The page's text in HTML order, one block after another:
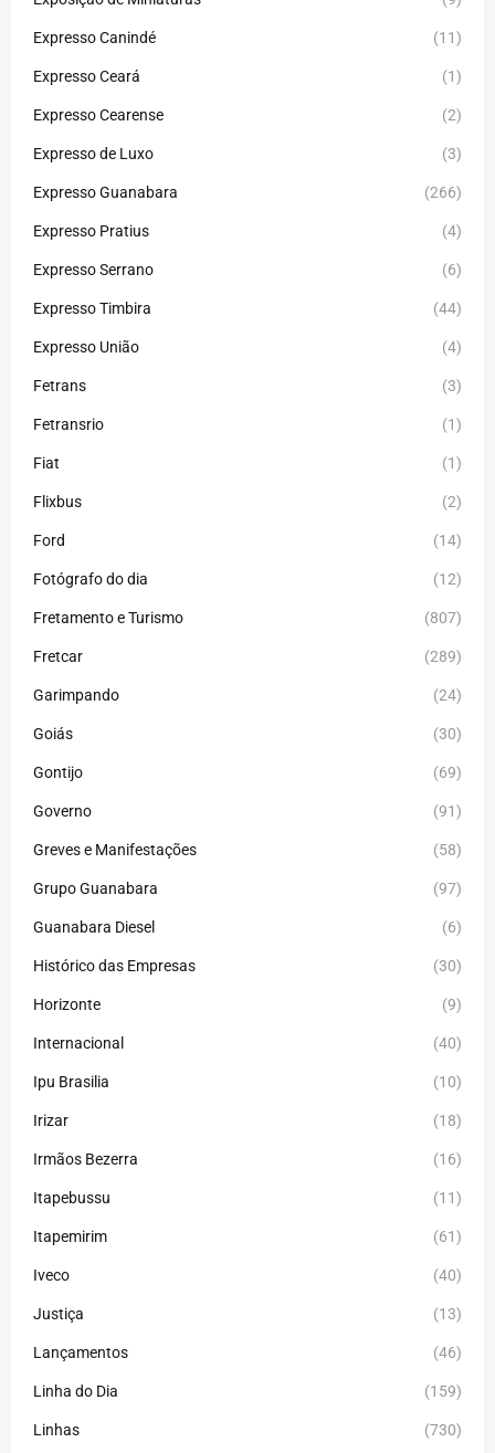
Expresso Canindé (11)
Expresso Ceará (1)
Expresso Cearense (2)
Expresso de Luxo (3)
Expresso Guanabara (266)
Expresso Pratius (4)
Expresso Serrano (6)
Expresso Timbira (44)
Expresso União (4)
Fetrans (3)
Fetransrio (1)
Fiat (1)
Flixbus (2)
Ford (14)
Fotógrafo do dia (12)
Fretamento e Turismo (807)
Fretcar (289)
Garimpando (24)
Goiás (30)
Gontijo (69)
Governo (91)
Greves e Manifestações (58)
Grupo Guanabara (97)
Guanabara Diesel (6)
Histórico das Empresas (30)
Horizonte (9)
Internacional (40)
Ipu Brasilia (10)
Irizar (18)
Irmãos Bezerra (16)
Itapebussu (11)
Itapemirim (61)
Iveco (40)
Justiça (13)
Lançamentos (46)
Linha do Dia (159)
Linhas (730)